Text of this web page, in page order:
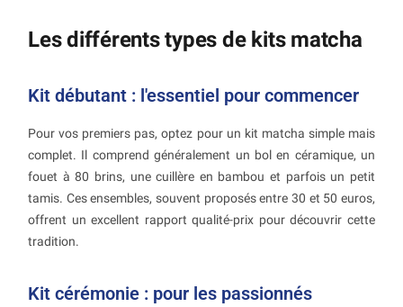
Les différents types de kits matcha
Kit débutant : l'essentiel pour commencer
Pour vos premiers pas, optez pour un kit matcha simple mais
complet. Il comprend généralement un bol en céramique, un
fouet à 80 brins, une cuillère en bambou et parfois un petit
tamis. Ces ensembles, souvent proposés entre 30 et 50 euros,
offrent un excellent rapport qualité-prix pour découvrir cette
tradition.
Kit cérémonie : pour les passionnés